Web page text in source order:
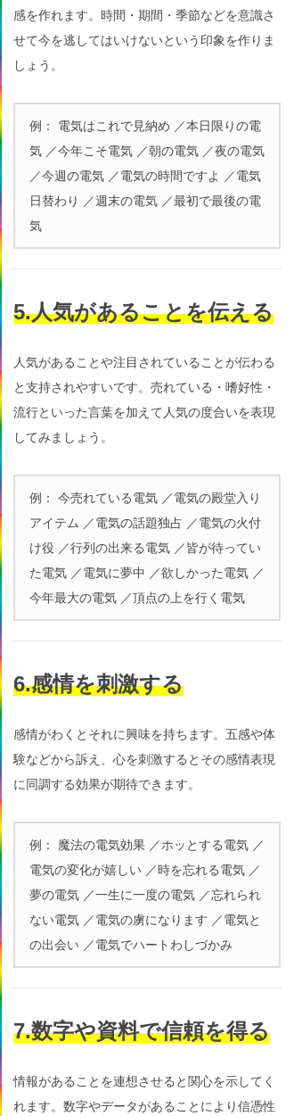
感を作れます。時間・期間・季節などを意識さ
せて今を逃してはいけないという印象を作りま
しょう。
例： 電気はこれで見納め ／本日限りの電
気 ／今年こそ電気 ／朝の電気 ／夜の電気
／今週の電気 ／電気の時間ですよ ／電気
日替わり ／週末の電気 ／最初で最後の電
気
5.人気があることを伝える
人気があることや注目されていることが伝わる
と支持されやすいです。売れている・嗜好性・
流行といった言葉を加えて人気の度合いを表現
してみましょう。
例： 今売れている電気 ／電気の殿堂入り
アイテム ／電気の話題独占 ／電気の火付
け役 ／行列の出来る電気 ／皆が待ってい
た電気 ／電気に夢中 ／欲しかった電気 ／
今年最大の電気 ／頂点の上を行く電気
6.感情を刺激する
感情がわくとそれに興味を持ちます。五感や体
験などから訴え、心を刺激するとその感情表現
に同調する効果が期待できます。
例： 魔法の電気効果 ／ホッとする電気 ／
電気の変化が嬉しい ／時を忘れる電気 ／
夢の電気 ／一生に一度の電気 ／忘れられ
ない電気 ／電気の虜になります ／電気と
の出会い ／電気でハートわしづかみ
7.数字や資料で信頼を得る
情報があることを連想させると関心を示してく
れます。数字やデータがあることにより信憑性